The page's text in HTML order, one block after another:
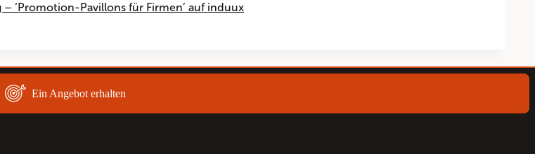
– ‘Promotion-Pavillons für Firmen’ auf induux
Ein Angebot erhalten